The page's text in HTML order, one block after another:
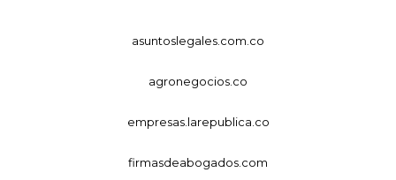
asuntoslegales.com.co
agronegocios.co
empresas.larepublica.co
firmasdeabogados.com